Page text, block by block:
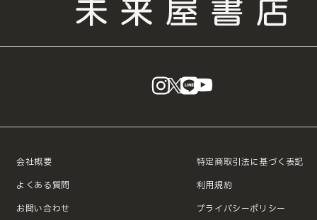
instagram
X LINE
会社概要
よくある質問
お問い合わせ
特定商取引法に基づく表記
利用規約
プライバシーポリシー